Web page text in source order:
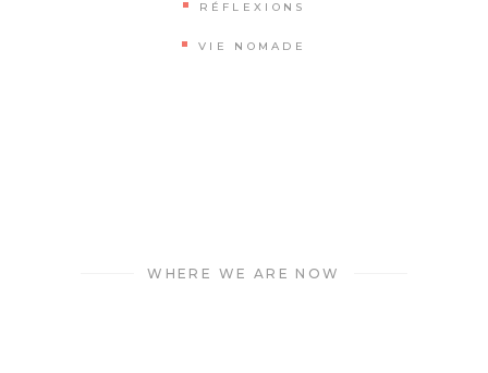
RÉFLEXIONS
VIE NOMADE
WHERE WE ARE NOW